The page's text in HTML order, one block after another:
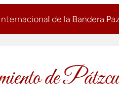
de la Bandera Paz
de